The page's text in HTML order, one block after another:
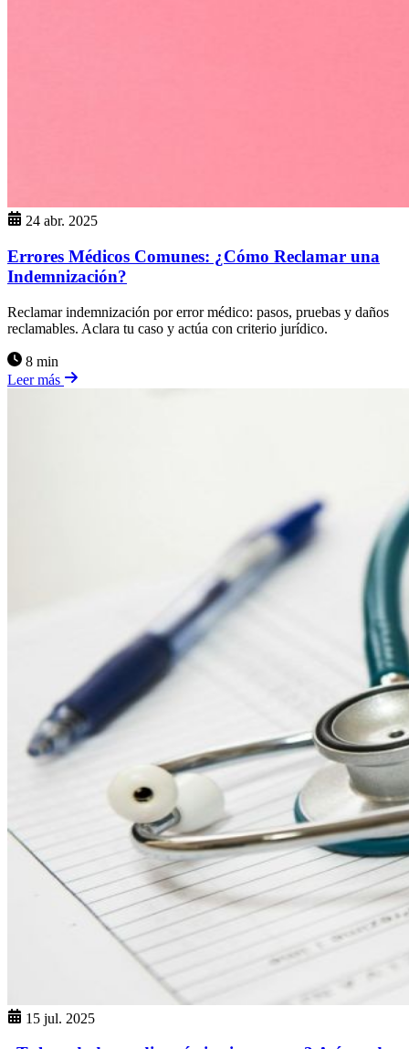
24 abr. 2025
Errores Médicos Comunes: ¿Cómo Reclamar una
Indemnización?
Reclamar indemnización por error médico: pasos, pruebas y daños
reclamables. Aclara tu caso y actúa con criterio jurídico.
8 min
Leer más
15 jul. 2025